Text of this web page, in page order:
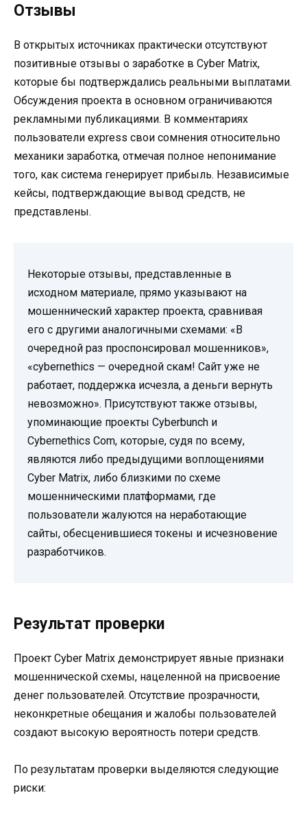
Отзывы
В открытых источниках практически отсутствуют
позитивные отзывы о заработке в Cyber Matrix,
которые бы подтверждались реальными выплатами.
Обсуждения проекта в основном ограничиваются
рекламными публикациями. В комментариях
пользователи express свои сомнения относительно
механики заработка, отмечая полное непонимание
того, как система генерирует прибыль. Независимые
кейсы, подтверждающие вывод средств, не
представлены.
Некоторые отзывы, представленные в
исходном материале, прямо указывают на
мошеннический характер проекта, сравнивая
его с другими аналогичными схемами: «В
очередной раз проспонсировал мошенников»,
«cybernethics — очередной скам! Сайт уже не
работает, поддержка исчезла, а деньги вернуть
невозможно». Присутствуют также отзывы,
упоминающие проекты Cyberbunch и
Cybernethics Com, которые, судя по всему,
являются либо предыдущими воплощениями
Cyber Matrix, либо близкими по схеме
мошенническими платформами, где
пользователи жалуются на неработающие
сайты, обесценившиеся токены и исчезновение
разработчиков.
Результат проверки
Проект Cyber Matrix демонстрирует явные признаки
мошеннической схемы, нацеленной на присвоение
денег пользователей. Отсутствие прозрачности,
неконкретные обещания и жалобы пользователей
создают высокую вероятность потери средств.
По результатам проверки выделяются следующие
риски: